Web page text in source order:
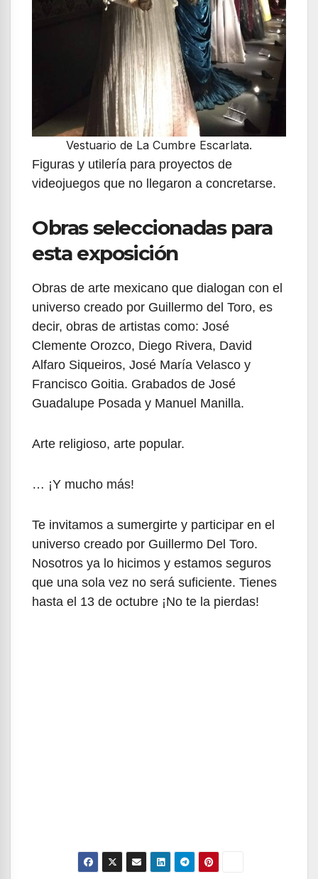
Vestuario de La Cumbre Escarlata.
Figuras y utilería para proyectos de
videojuegos que no llegaron a concretarse.
Obras seleccionadas para
esta exposición
Obras de arte mexicano que dialogan con el
universo creado por Guillermo del Toro, es
decir, obras de artistas como: José
Clemente Orozco, Diego Rivera, David
Alfaro Siqueiros, José María Velasco y
Francisco Goitia. Grabados de José
Guadalupe Posada y Manuel Manilla.
Arte religioso, arte popular.
… ¡Y mucho más!
Te invitamos a sumergirte y participar en el
universo creado por Guillermo Del Toro.
Nosotros ya lo hicimos y estamos seguros
que una sola vez no será suficiente. Tienes
hasta el 13 de octubre ¡No te la pierdas!